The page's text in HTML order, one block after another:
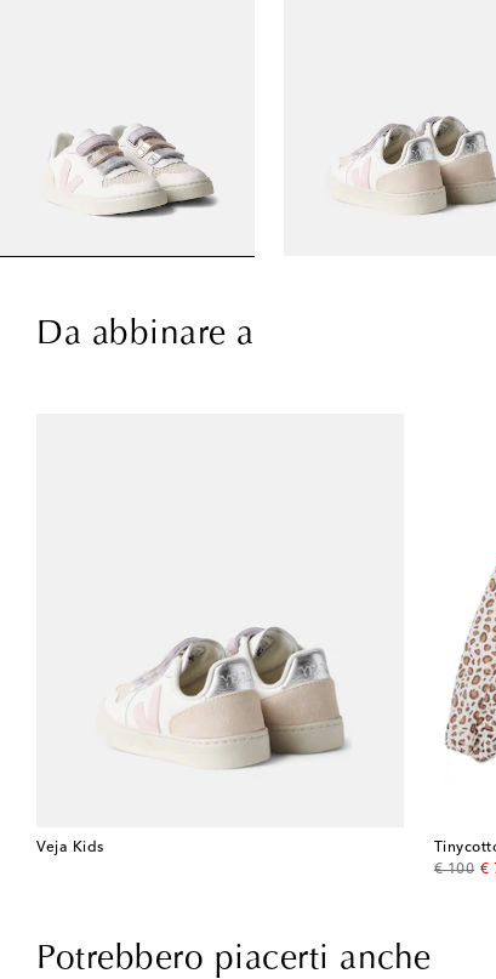
Da abbinare a
Veja Kids
€ 100
original
€
Potrebbero piacerti anche